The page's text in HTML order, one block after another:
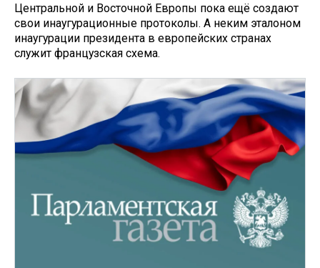
Центральной и Восточной Европы пока ещё создают
свои инаугурационные протоколы. А неким эталоном
инаугурации президента в европейских странах
служит французская схема.